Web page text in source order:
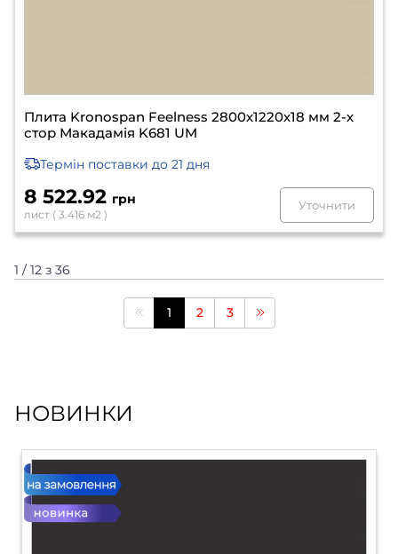
Плита Kronospan Feelness 2800х1220х18 мм 2-х
стор Макадамія K681 UM
Термін поставки до 21 дня
8 522.92 грн
лист ( 3.416 м2 )
Уточнити
1 / 12 з 36
1 2 3
НОВИНКИ